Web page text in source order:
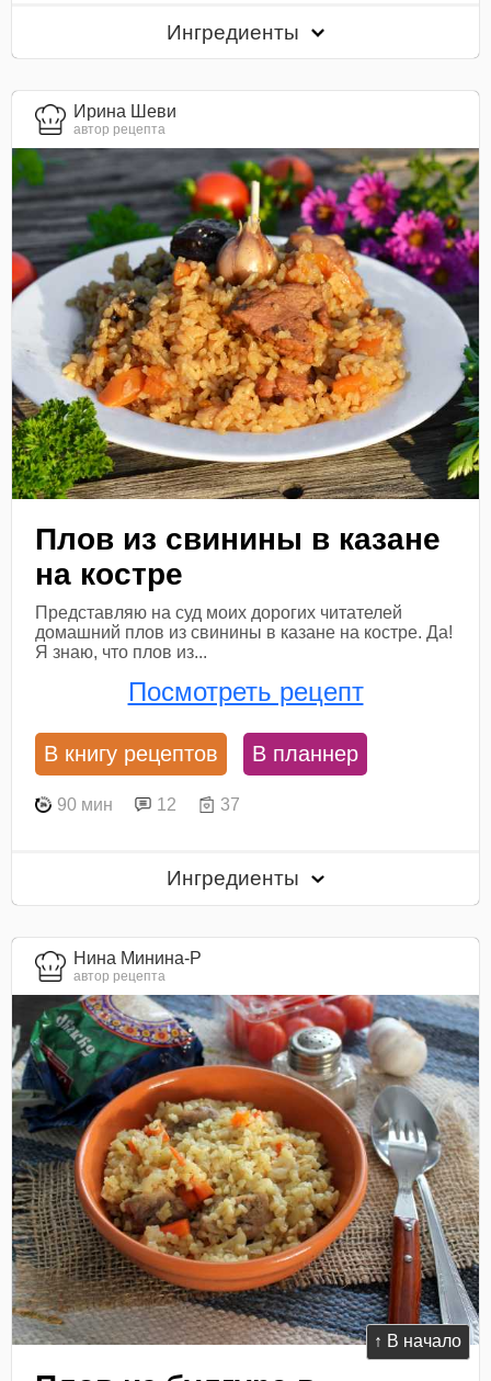
↑ В начало
Ингредиенты
Ирина Шеви
автор рецепта
Плов из свинины в казане
на костре
Представляю на суд моих дорогих читателей
домашний плов из свинины в казане на костре. Да!
Я знаю, что плов из...
Посмотреть рецепт
В книгу рецептов В планнер
90 мин 12 37
Ингредиенты
Нина Минина-Р
автор рецепта